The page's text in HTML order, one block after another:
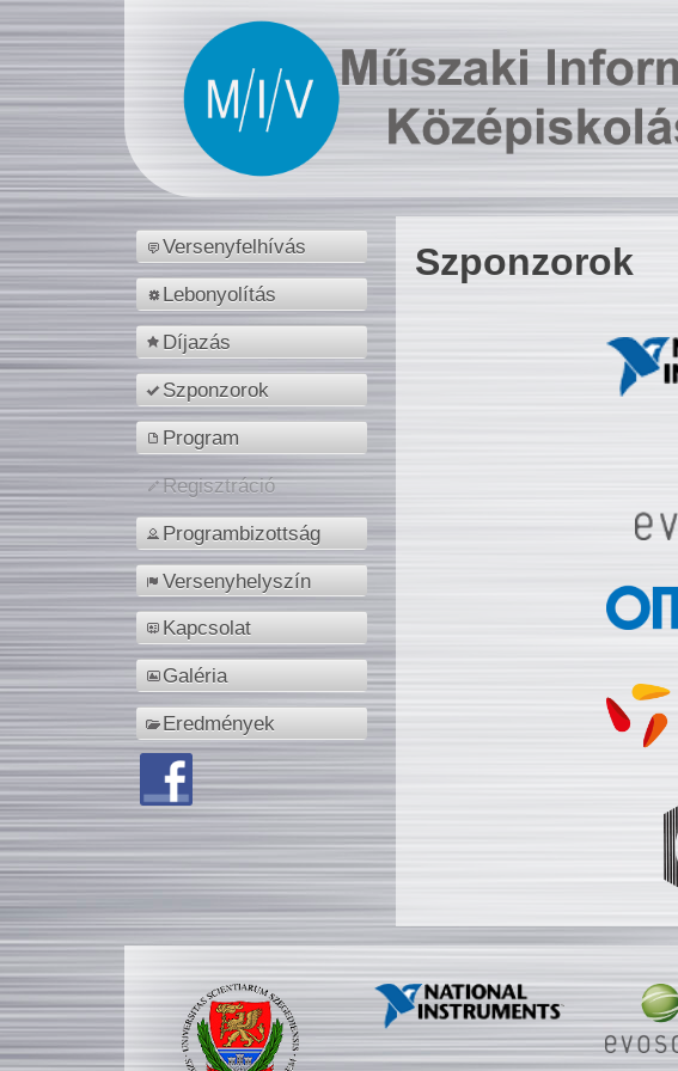
Versenyfelhívás
Lebonyolítás
Díjazás
Szponzorok
Program
Regisztráció
Programbizottság
Versenyhelyszín
Kapcsolat
Galéria
Eredmények
Szponzorok